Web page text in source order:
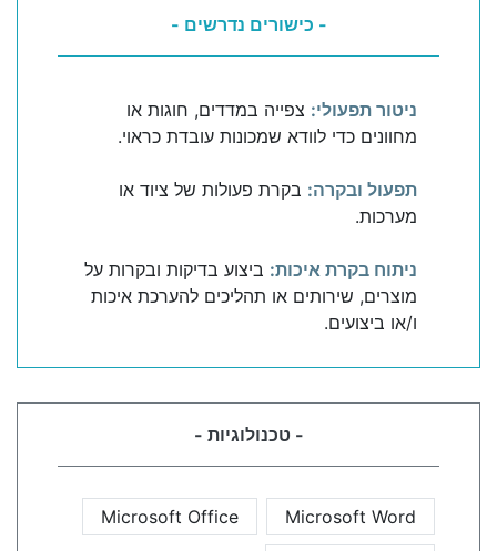
- כישורים נדרשים -
ניטור תפעולי: צפייה במדדים, חוגות או
מחוונים כדי לוודא שמכונות עובדת כראוי.
תפעול ובקרה: בקרת פעולות של ציוד או
מערכות.
ניתוח בקרת איכות: ביצוע בדיקות ובקרות על
מוצרים, שירותים או תהליכים להערכת איכות
ו/או ביצועים.
- טכנולוגיות -
Microsoft Word
Microsoft Office